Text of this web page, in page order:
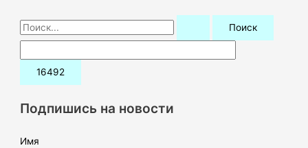
П
о
и
:Подпишись на новости
Имя